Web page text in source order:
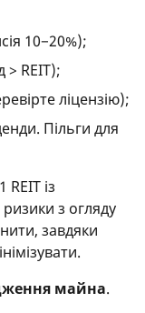
10−20%);
> REIT);
ліцензію);
Пільги для
із
з огляду
завдяки
майна.